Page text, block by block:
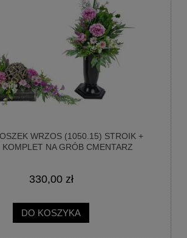
WRZOS (1050.15) STROIK +
KOMPLET NA GRÓB CMENTARZ
330,00 zł
DO KOSZYKA